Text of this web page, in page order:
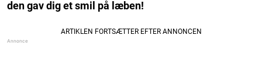
den gav dig et smil på læben!